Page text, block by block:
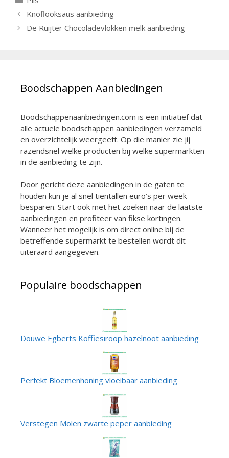
Berichtnavigatie
Knoflooksaus aanbieding
De Ruijter Chocoladevlokken melk aanbieding
Boodschappen Aanbiedingen
Boodschappenaanbiedingen.com is een initiatief dat
alle actuele boodschappen aanbiedingen verzameld
en overzichtelijk weergeeft. Op die manier zie jij
razendsnel welke producten bij welke supermarkten
in de aanbieding te zijn.
Door gericht deze aanbiedingen in de gaten te
houden kun je al snel tientallen euro’s per week
besparen. Start ook met het zoeken naar de laatste
aanbiedingen en profiteer van fikse kortingen.
Wanneer het mogelijk is om direct online bij de
betreffende supermarkt te bestellen wordt dit
uiteraard aangegeven.
Populaire boodschappen
Douwe Egberts Koffiesiroop hazelnoot aanbieding
Perfekt Bloemenhoning vloeibaar aanbieding
Verstegen Molen zwarte peper aanbieding